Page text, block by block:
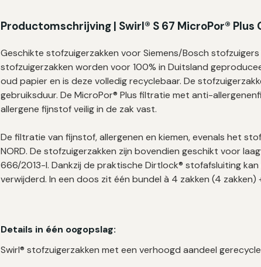
+
aantal
Productomschrijving | Swirl® S 67 MicroPor® Plus
Geschikte stofzuigerzakken voor Siemens/Bosch
stofzuigerzakken worden voor 100% in Duitsland
oud papier en is deze volledig recyclebaar. De
gebruiksduur. De MicroPor® Plus filtratie met anti-
allergene fijnstof veilig in de zak vast.
De filtratie van fijnstof, allergenen en kiemen, evenals het
NORD. De stofzuigerzakken zijn bovendien geschikt voor
666/2013-I. Dankzij de praktische Dirtlock® stofafsluiting
verwijderd. In een doos zit één bundel à 4 zakken (4 zakken)
Details in één oogopslag:
Swirl® stofzuigerzakken met een verhoogd aandeel